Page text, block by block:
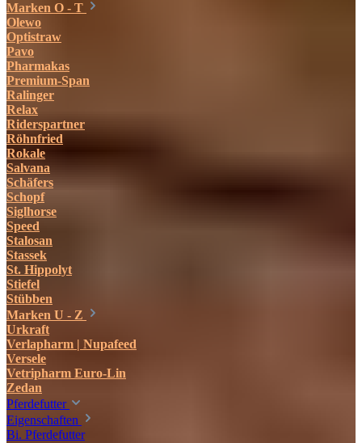
Marken O - T
Olewo
Optistraw
Pavo
Pharmakas
Premium-Span
Ralinger
Relax
Riderspartner
Röhnfried
Rokale
Salvana
Schäfers
Schopf
Siglhorse
Speed
Stalosan
Stassek
St. Hippolyt
Stiefel
Stübben
Marken U - Z
Urkraft
Verlapharm | Nupafeed
Versele
Vetripharm Euro-Lin
Zedan
Pferdefutter
Eigenschaften
Bi. Pferdefutter